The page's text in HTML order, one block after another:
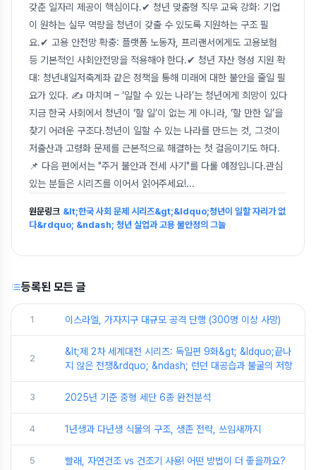
갖춘 일자리 제공이 핵심이다.✔ 청년 맞춤형 직무 교육 강화: 기업
이 원하는 실무 역량을 청년이 갖출 수 있도록 지원하는 구조 필
요.✔ 고용 안전망 확충: 플랫폼 노동자, 프리랜서에게도 고용보험
등 기본적인 사회안전망을 적용해야 한다.✔ 청년 자산 형성 지원 확
대: 청년내일저축계좌 같은 정책을 통해 미래에 대한 불안을 줄일 필
요가 있다. ✍️ 마치며 – ‘일할 수 있는 나라’는 청년에게 희망이 있다
지금 한국 사회에서 청년이 ‘할 일’이 없는 게 아니라, ‘할 만한 일’을
찾기 어려운 구조다.청년이 일할 수 있는 나라를 만드는 것, 그것이
저출산과 고령화 문제를 근본적으로 해결하는 첫 걸음이기도 하다.
📌 다음 편에서는 "주거 불안과 전세 사기"를 다룰 예정입니다.관심
있는 분들은 시리즈를 이어서 읽어주세요!...
원문링크 &lt;한국 사회 문제 시리즈&gt;&ldquo;청년이 일할 자리가 없
다&rdquo; &ndash; 청년 실업과 고용 불안정의 그늘
등록된 모든 글
1 이스라엘, 가자지구 대규모 공격 단행 (300명 이상 사망)
2
&lt;제 2차 세계대전 시리즈: 독일편 9화&gt; &ldquo;끝나
지 않은 전쟁&rdquo; &ndash; 런던 대공습과 불굴의 저항
3 2025년 기준 중형 세단 6종 완전분석
4 1년생과 다년생 식물의 구조, 생존 전략, 쓰임새까지
5 빨래, 자연건조 vs 건조기 사용! 어떤 방법이 더 좋을까요?